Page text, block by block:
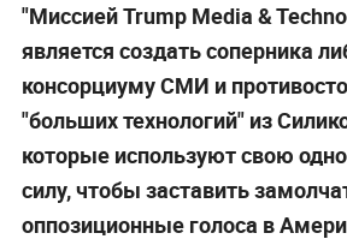
"Миссией Trump Media &
является создать соперника
консорциуму СМИ и
"больших технологий" из
которые используют свою
силу, чтобы заставить
оппозиционные голоса в